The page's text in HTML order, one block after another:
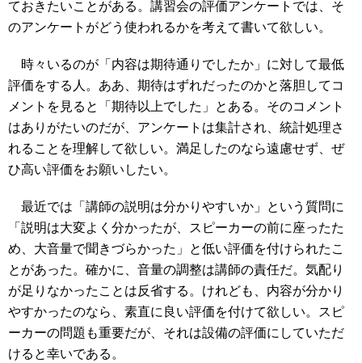
ておきたいことがある。講習会の評価アンケートでは、そ
のアンケートがどう使われるかを考えて書いて欲しい。
時々いるのが「内容は期待通りでしたか」に対して最低
評価をする人。ああ、期待はずれだったのかと落胆してコ
メントを見ると「期待以上でした」とある。そのコメント
はありがたいのだが、アンケートは集計され、統計処理さ
れることを理解して欲しい。満足したのなら遠慮せず、ぜ
ひ高い評価をお願いしたい。
最近では「講師の説明は分かりやすいか」という質問に
「説明は大変よく分かったが、スピーカーの前に座ったた
め、大音量で聞きづらかった」と低い評価を付けられたこ
とがあった。確かに、音量の調整は講師の責任だ。気配り
が足りなかったことは反省する。けれども、内容が分かり
やすかったのなら、素直に良い評価を付けて欲しい。スピ
ーカーの問題も重要だが、それは設備の評価にしていただ
けると幸いである。